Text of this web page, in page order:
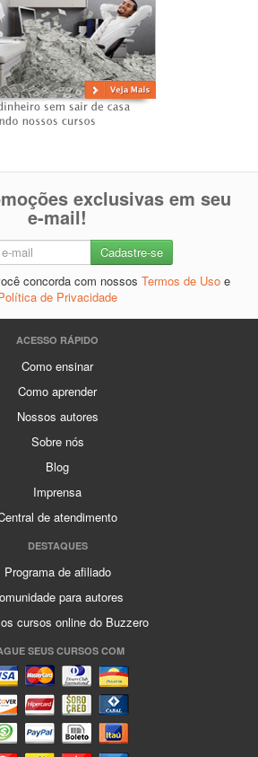
exclusivas em seu
e-mail!
concorda com nossos Termos de Uso e
de Privacidade
ACESSO RÁPIDO
Como ensinar
Como aprender
Nossos autores
Sobre nós
Blog
Imprensa
de atendimento
DESTAQUES
Programa de afiliado
para autores
cursos online do Buzzero
SEUS CURSOS COM